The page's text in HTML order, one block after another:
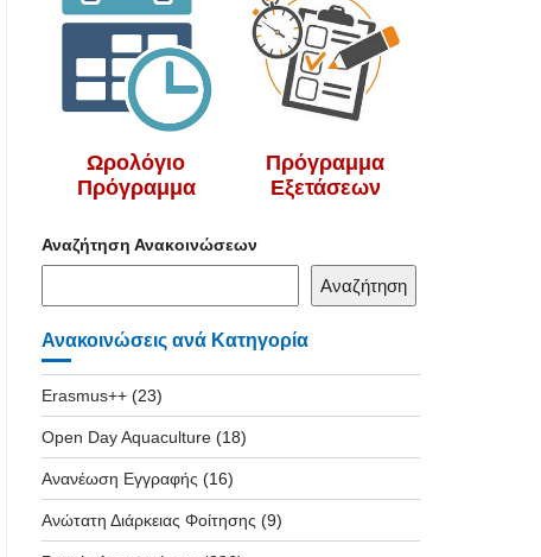
Ωρολόγιο
Πρόγραμμα
Πρόγραμμα
Εξετάσεων
Αναζήτηση Ανακοινώσεων
Αναζήτηση
Ανακοινώσεις ανά Κατηγορία
Erasmus++(23)
Open Day Aquaculture(18)
Ανανέωση Εγγραφής (16)
Ανώτατη Διάρκειας Φοίτησης (9)